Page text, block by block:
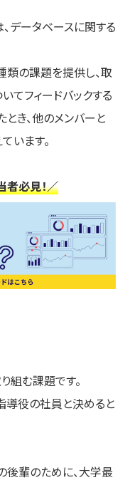
データベースに関する
類の課題を提供し、取
てフィードバックする
とき、他のメンバーと
います。
必見！／
組む課題です。
導役の社員と決めると
後輩のために、大学最